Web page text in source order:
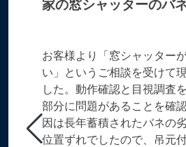
家の窓シャッターのバ
お客様より「窓シャッター
い」というご相談を受けて
した。動作確認と目視調査
部分に問題があることを確
因は長年蓄積されたバネの
位置ずれでしたので、吊元